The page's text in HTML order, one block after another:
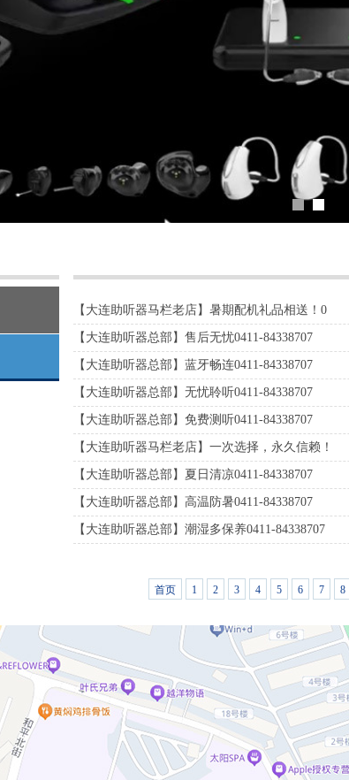
【大连助听器马栏老店】暑期配机礼品相送！0
【大连助听器总部】售后无忧0411-84338707
【大连助听器总部】蓝牙畅连0411-84338707
【大连助听器总部】无忧聆听0411-84338707
【大连助听器总部】免费测听0411-84338707
【大连助听器马栏老店】一次选择，永久信赖！
【大连助听器总部】夏日清凉0411-84338707
【大连助听器总部】高温防暑0411-84338707
【大连助听器总部】潮湿多保养0411-84338707
首页 1 2 3 4 5 6 7 8